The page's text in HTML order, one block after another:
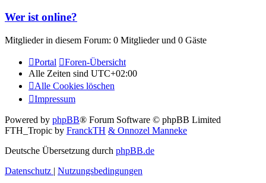
Wer ist online?
Mitglieder in diesem Forum: 0 Mitglieder und 0 Gäste
Portal
Foren-Übersicht
Alle Zeiten sind UTC+02:00
Alle Cookies löschen
Impressum
Powered by phpBB® Forum Software © phpBB Limited
FTH_Tropic by FranckTH & Onnozel Manneke
Deutsche Übersetzung durch phpBB.de
Datenschutz | Nutzungsbedingungen